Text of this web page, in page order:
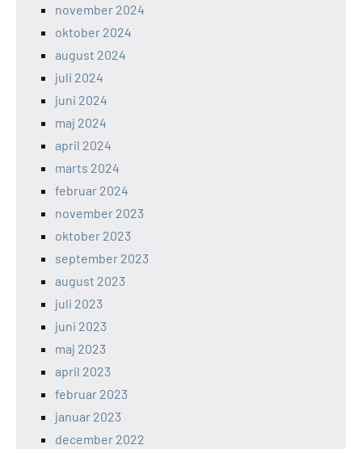
november 2024
oktober 2024
august 2024
juli 2024
juni 2024
maj 2024
april 2024
marts 2024
februar 2024
november 2023
oktober 2023
september 2023
august 2023
juli 2023
juni 2023
maj 2023
april 2023
februar 2023
januar 2023
december 2022